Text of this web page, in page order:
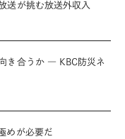
送が挑む放送外収入
き合うか ― KBC防災ネ
めが必要だ